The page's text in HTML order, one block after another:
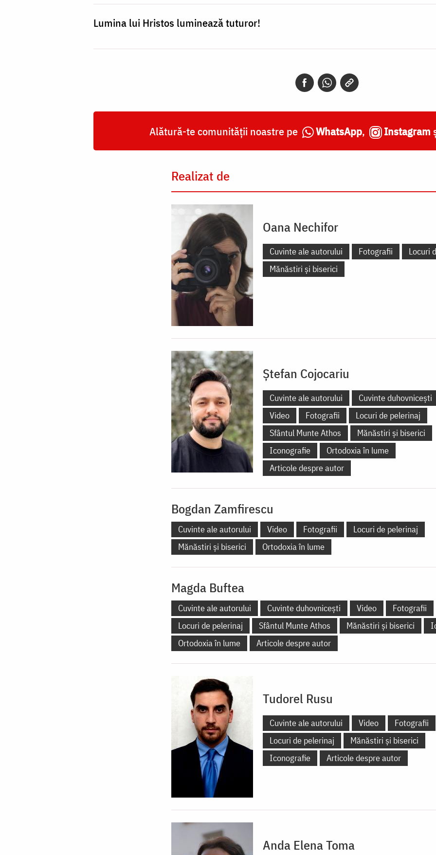
Lumina lui Hristos luminează tuturor!
Alătură-te comunității noastre pe WhatsApp, Instagram
Realizat de
Oana Nechifor
Cuvinte ale autorului Fotografii
Locuri
Mănăstiri și biserici
Ștefan Cojocariu
Cuvinte ale autorului Cuvinte duhovnicești
Video
Fotografii
Locuri de pelerinaj
Sfântul Munte Athos
Mănăstiri și biserici
Iconografie
Ortodoxia în lume
Articole despre autor
Bogdan Zamfirescu
Cuvinte ale autorului Video Fotografii
Locuri de pelerinaj
Mănăstiri și biserici
Ortodoxia în lume
Magda Buftea
Cuvinte ale autorului Cuvinte duhovnicești Video
Fotografii
Locuri de pelerinaj
Sfântul Munte Athos Mănăstiri și biserici
Ortodoxia în lume
Articole despre autor
Tudorel Rusu
Cuvinte ale autorului Video
Fotografii
Locuri de pelerinaj
Mănăstiri și biserici
Iconografie
Articole despre autor
Anda Elena Toma